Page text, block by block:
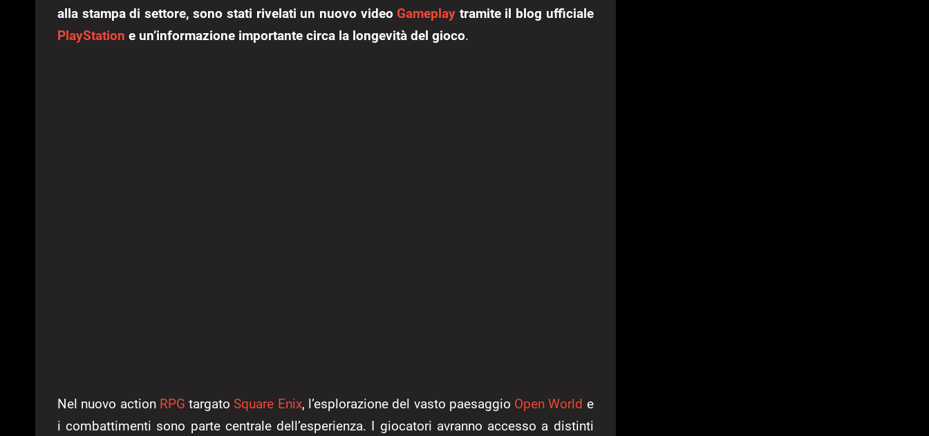
alla stampa di settore, sono stati rivelati un nuovo video Gameplay tramite il blog ufficiale
PlayStation e un’informazione importante circa la longevità del gioco.
Nel nuovo action RPG targatoSquare Enix, l’esplorazione del vasto paesaggio Open World e
i combattimenti sono parte centrale dell’esperienza. I giocatori avranno accesso a distinti